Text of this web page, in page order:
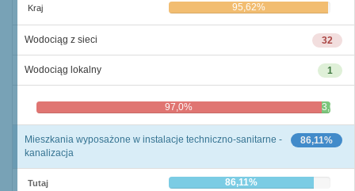
Kraj 95,62%
32
Wodociąg z sieci
1
Wodociąg lokalny
97,0% 3,0%
86,11%
Mieszkania wyposażone w instalacje techniczno-sanitarne -
kanalizacja
Tutaj 86,11%